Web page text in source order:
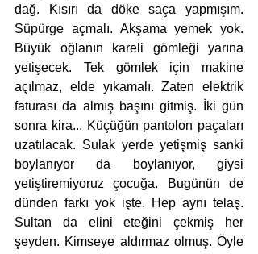
dağ. Kısırı da döke saça yapmışım.
Süpürge açmalı. Akşama yemek yok.
Büyük oğlanın kareli gömleği yarına
yetişecek. Tek gömlek için makine
açılmaz, elde yıkamalı. Zaten elektrik
faturası da almış başını gitmiş. İki gün
sonra kira... Küçüğün pantolon paçaları
uzatılacak. Sulak yerde yetişmiş sanki
boylanıyor da boylanıyor, giysi
yetiştiremiyoruz çocuğa. Bugünün de
dünden farkı yok işte. Hep aynı telaş.
Sultan da elini eteğini çekmiş her
şeyden. Kimseye aldırmaz olmuş. Öyle